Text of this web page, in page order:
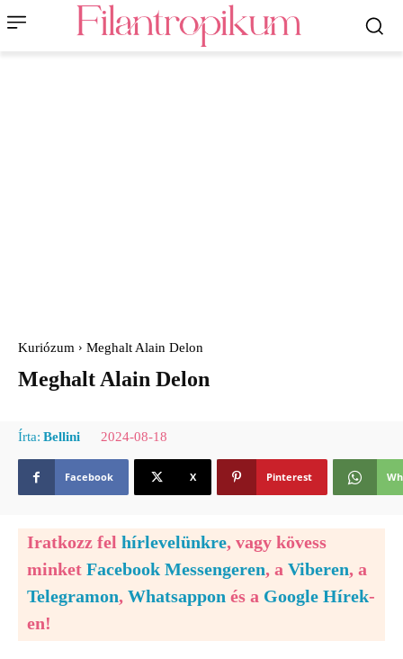
Kuriózum Meghalt Alain Delon
Meghalt Alain Delon
Írta: Bellini 2024-08-18
Facebook X Pinterest
Iratkozz fel hírlevelünkre, vagy kövess
minket Facebook Messengeren, a Viberen, a
Telegramon, Whatsappon és a Google Hírek-
en!